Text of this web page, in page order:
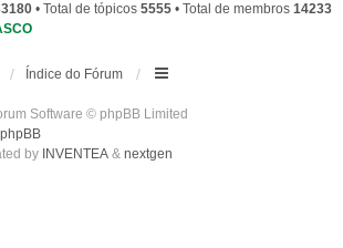
• Total de tópicos 5555 • Total de membros 14233
Índice do Fórum
Software © phpBB Limited
by INVENTEA & nextgen